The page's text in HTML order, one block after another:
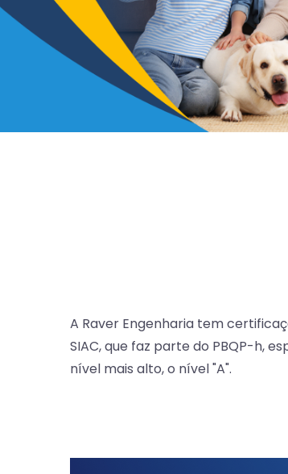
A Raver Engenharia tem
SIAC, que faz parte do PBQP-h,
nível mais alto, o nível "A".